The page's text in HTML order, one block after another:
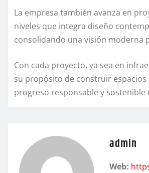
La empresa también avanza en
niveles que integra diseño
consolidando una visión moderna
Con cada proyecto, ya sea en
su propósito de construir
progreso responsable y sostenible
admin
Web: